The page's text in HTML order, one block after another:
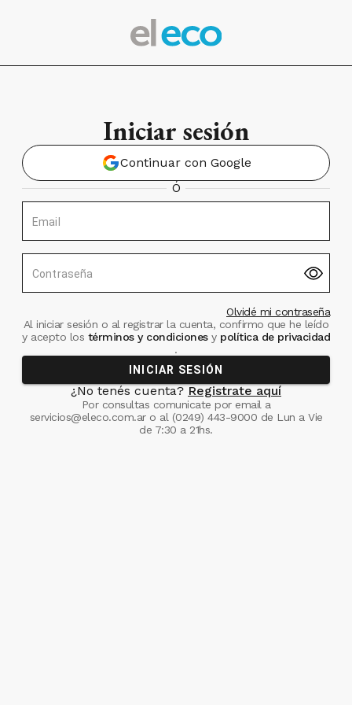
Iniciar sesión
Continuar con Google
Ó
Email
Contraseña
Olvidé mi contraseña
Al iniciar sesión o al registrar la cuenta, confirmo que he leído
y acepto los términos y condiciones ypolítica de privacidad
.
INICIAR SESIÓN
¿No tenés cuenta? Registrate aquí
Por consultas comunicate por email a
servicios@eleco.com.aro al (0249) 443-9000 de Lun a Vie
de 7:30 a 21hs.